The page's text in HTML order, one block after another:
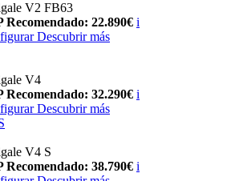
V2 FB63
Recomendado: 22.890€ i
Descubrir más
V4
Recomendado: 32.290€ i
Descubrir más
V4 S
Recomendado: 38.790€ i